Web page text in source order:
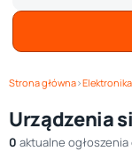
Strona główna›Elektronika
Urządzenia
0 aktualne